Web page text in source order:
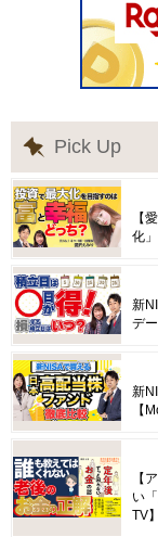
Pick Up
【
化
新
デ
新
【
【
い
TV】